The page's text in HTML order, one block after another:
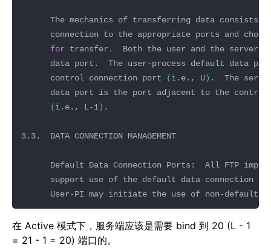
for
      control connection port
(i.e., U)
(i.e., L-1)
在 Active 模式下，服务端应该是需要 bind 到 20 (L - 1
= 21 - 1 = 20) 端口的。